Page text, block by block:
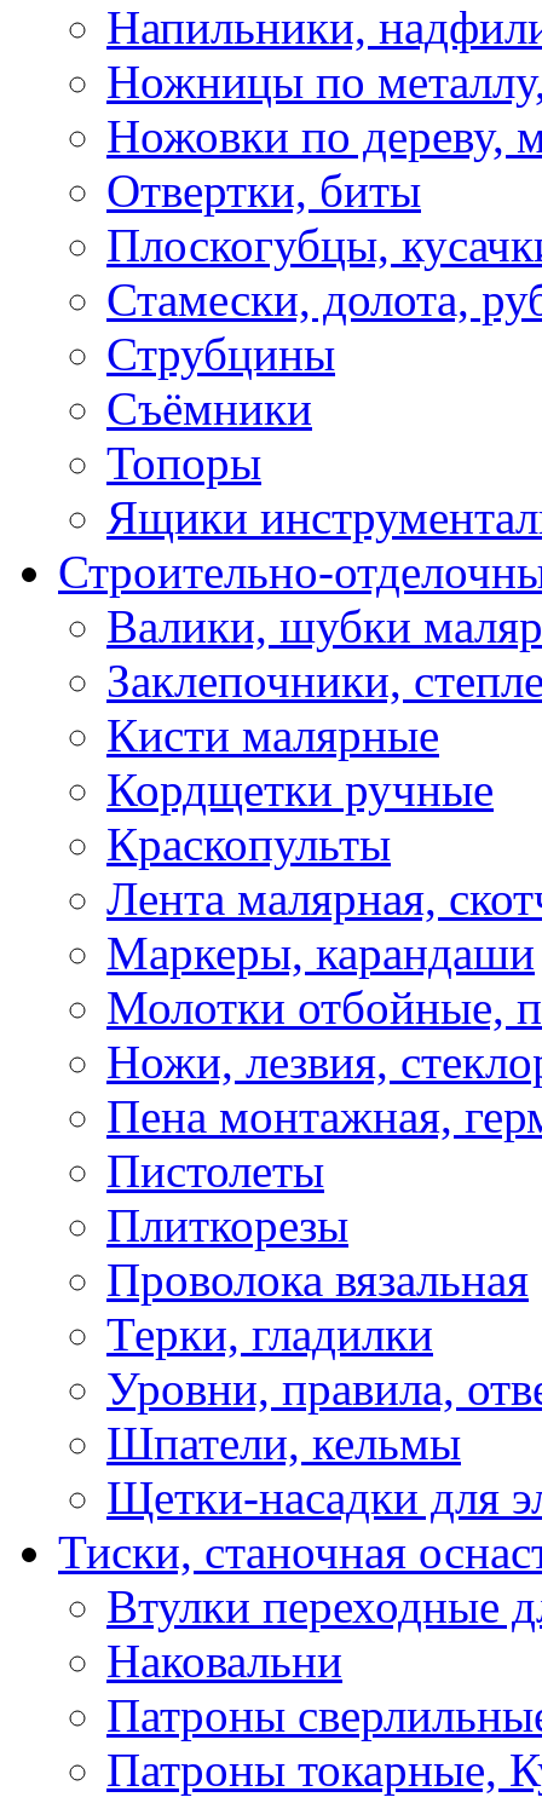
Напильники,
Ножницы по
Ножовки по дереву,
Отвертки, биты
Плоскогубцы,
Стамески, долота,
Струбцины
Съёмники
Топоры
Ящики
Строительно-
Валики, шубки
Заклепочники,
Кисти малярные
Кордщетки ручные
Краскопульты
Лента малярная,
Маркеры, карандаши
Молотки отбойные,
Ножи, лезвия,
Пена монтажная,
Пистолеты
Плиткорезы
Проволока вязальная
Терки, гладилки
Уровни, правила,
Шпатели, кельмы
Щетки-насадки для
Тиски, станочная
Втулки переходные
Наковальни
Патроны
Патроны токарные,